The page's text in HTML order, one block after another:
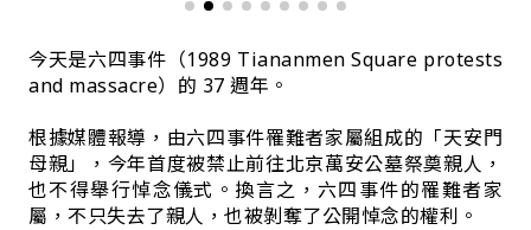
今天是六四事件（1989 Tiananmen Square protests
and massacre）的 37 週年。
根據媒體報導，由六四事件罹難者家屬組成的「天安門
母親」，今年首度被禁止前往北京萬安公墓祭奠親人，
也不得舉行悼念儀式。換言之，六四事件的罹難者家
屬，不只失去了親人，也被剝奪了公開悼念的權利。